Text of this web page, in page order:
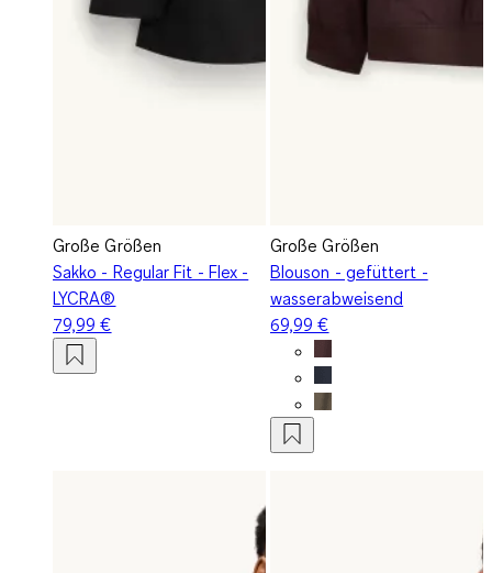
Große Größen
Sakko - Regular Fit - Flex -
LYCRA®
79,99 €
Große Größen
Blouson - gefüttert -
wasserabweisend
69,99 €